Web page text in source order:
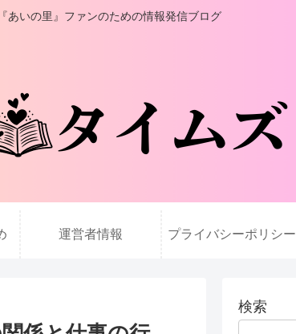
あいの里』ファンのための情報発信ブログ
運営者情報 プライバシーポリシー
検索